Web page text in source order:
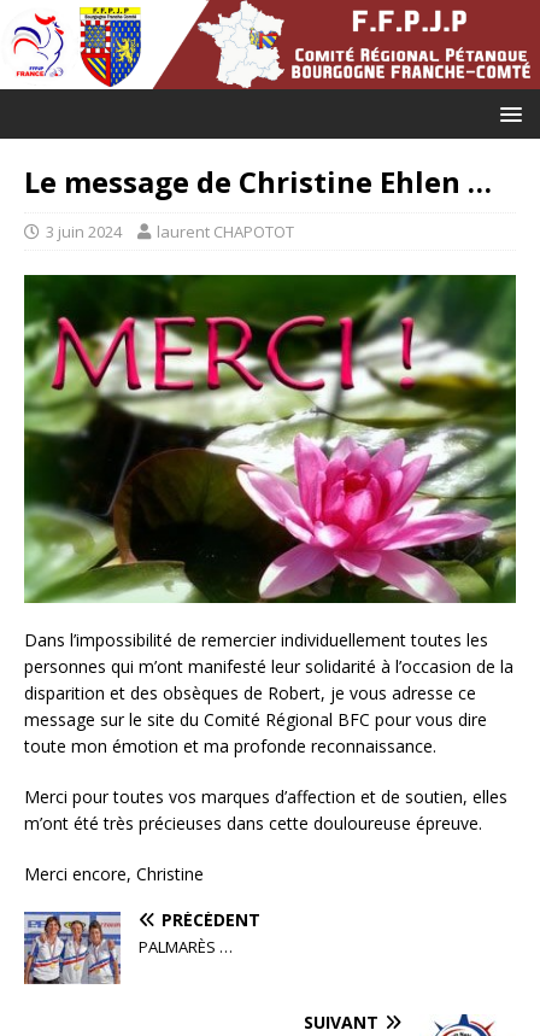
Le message de Christine Ehlen …
3 juin 2024 laurent CHAPOTOT
Dans l’impossibilité de remercier individuellement toutes les
personnes qui m’ont manifesté leur solidarité à l’occasion de la
disparition et des obsèques de Robert, je vous adresse ce
message sur le site du Comité Régional BFC pour vous dire
toute mon émotion et ma profonde reconnaissance.
Merci pour toutes vos marques d’affection et de soutien, elles
m’ont été très précieuses dans cette douloureuse épreuve.
Merci encore, Christine
PRÉCÉDENT
PALMARÈS …
SUIVANT